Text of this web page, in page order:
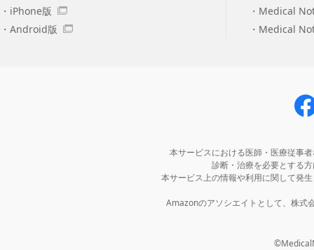
iPhone版
Android版
Medical
Medical
本サービスにおける医師・医療従事
診断・治療を必要とする
本サービス上の情報や利用に関して発
Amazonのアソシエイトとして、株式